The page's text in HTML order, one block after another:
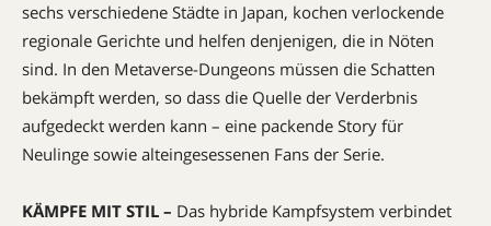
sechs verschiedene Städte in Japan, kochen verlockende
regionale Gerichte und helfen denjenigen, die in Nöten
sind. In den Metaverse-Dungeons müssen die Schatten
bekämpft werden, so dass die Quelle der Verderbnis
aufgedeckt werden kann – eine packende Story für
Neulinge sowie alteingesessenen Fans der Serie.
KÄMPFE MIT STIL – Das hybride Kampfsystem verbindet